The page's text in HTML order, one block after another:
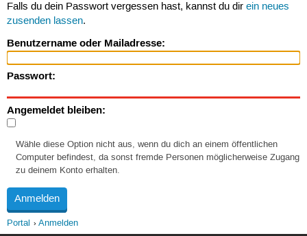
Falls du dein Passwort vergessen hast, kannst du dir ein neues
zusenden lassen.
Benutzername oder Mailadresse:
Passwort:
Angemeldet bleiben:
Wähle diese Option nicht aus, wenn du dich an einem öffentlichen
Computer befindest, da sonst fremde Personen möglicherweise Zugang
zu deinem Konto erhalten.
Portal Anmelden